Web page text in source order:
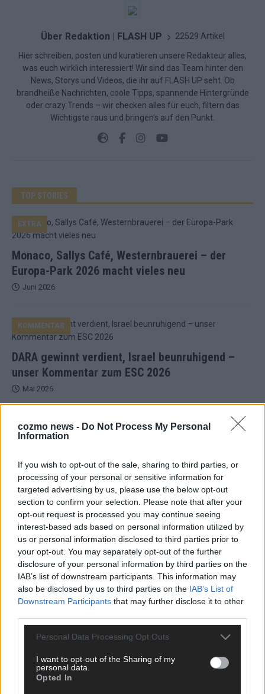
cozmo news - Do Not Process My Personal
Information
If you wish to opt-out of the sale, sharing to third parties, or
processing of your personal or sensitive information for
targeted advertising by us, please use the below opt-out
section to confirm your selection. Please note that after your
opt-out request is processed you may continue seeing
interest-based ads based on personal information utilized by
us or personal information disclosed to third parties prior to
your opt-out. You may separately opt-out of the further
disclosure of your personal information by third parties on the
IAB’s list of downstream participants. This information may
also be disclosed by us to third parties on the IAB’s List of
Downstream Participants that may further disclose it to other
Personal Data Processing Opt Outs
I want to opt-out of the Sharing of my
personal data.
Opted In
Über Redaktion | FLASH UP 22529 Artikel
Hier schreiben, posten und kuratieren unsere Redakteur alles,
was euch wirklich interessiert! Wir sind das Team hinter den
News, Storys und Videos, die ihr auf FLASH UP seht. Ob
brandheiße Nachrichten, coole Tipps, spannende Hintergründe
oder crazy Trends – wir checken alles für euch, filtern das
Wichtigste raus und bringen’s auf den Punkt.
TOP STORIES
Monaco, Sallys Café, Westernbrauerei – der
Europa-Park 2026 macht vieles neu
EXTRA
Juni 2026
DARA gewinnt verdient, Israel beunruhigend –
unser Kommentar zum ESC 2026
KOMMENTAR
Mai 2026
KOMMENTAR
ESC-Finale morgen: Finnland Favorit, Australien
Mai 2026
KOMMENTAR
JJ hat den Abend gerettet – der Rest des ESC-Halbfinales
war solide, aber kein Feuerwerk
EXTRA
ESC-Halbfinale 2: Das sagen die Wettquoten – vier sicher,
sechs zittern, einer chancenlos!
Mai 2026
KOMMENTAR
Mai 2026